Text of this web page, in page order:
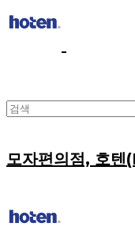
모자편의점, 호